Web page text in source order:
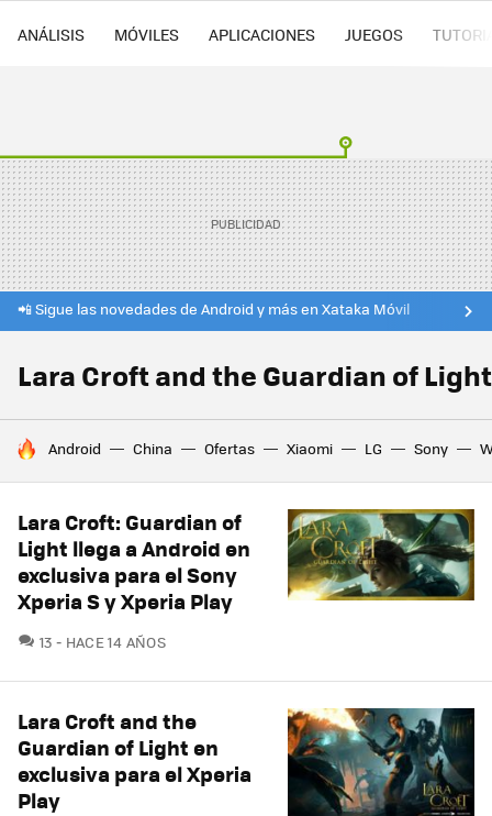
ANÁLISIS MÓVILES APLICACIONES JUEGOS
📲 Sigue las novedades de Android y más en Xataka Móvil
Lara Croft and the Guardian of Light
HOY SE HABLA DE
Android China Ofertas Xiaomi LG Sony
Lara Croft: Guardian of
Light llega a Android en
exclusiva para el Sony
Xperia S y Xperia Play
13 COMENTARIOS
HACE 14 AÑOS
Lara Croft and the
Guardian of Light en
exclusiva para el Xperia
Play